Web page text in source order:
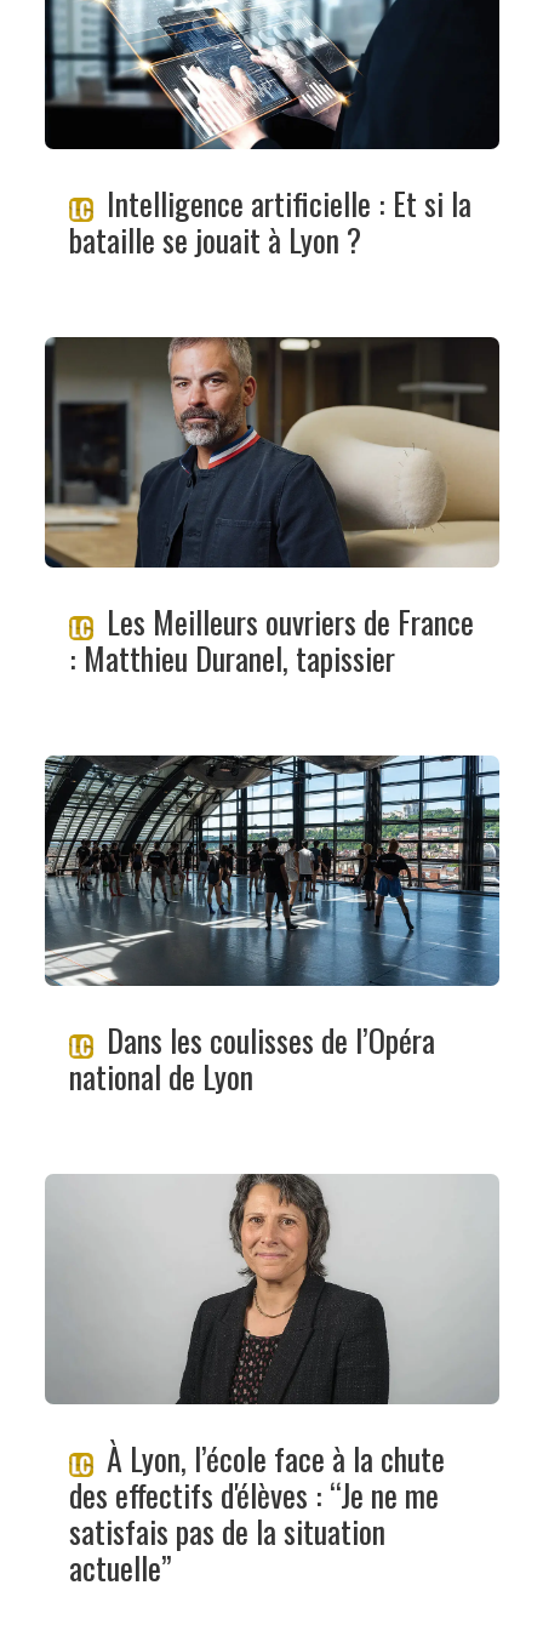
Intelligence artificielle : Et si la
bataille se jouait à Lyon ?
Les Meilleurs ouvriers de France
: Matthieu Duranel, tapissier
Dans les coulisses de l’Opéra
national de Lyon
À Lyon, l’école face à la chute
des effectifs d'élèves : “Je ne me
satisfais pas de la situation
actuelle”